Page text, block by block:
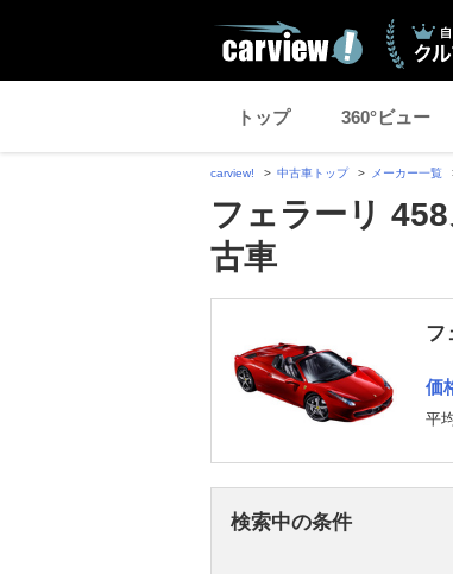
トップ 360°ビュー
carview! 中古車トップ メーカー一覧
フェラーリ
古車
フ
価
平
検索中の条件